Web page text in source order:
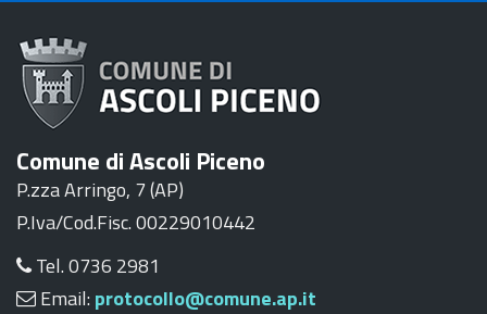
Comune di Ascoli Piceno
P.zza Arringo, 7 (AP)
P.Iva/Cod.Fisc. 00229010442
Tel. 0736 2981
Email: protocollo@comune.ap.it